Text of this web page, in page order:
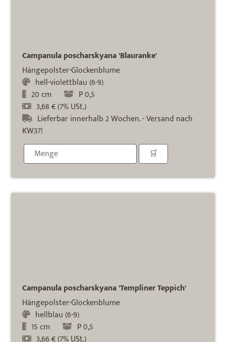
Campanula poscharskyana 'Blauranke'
Hängepolster-Glockenblume
hell-violettblau (6-9)
20 cm
P 0,5
3,68 € (7% USt.)
Lieferbar innerhalb 2 Wochen. - Versand nach
KW37!
Campanula poscharskyana 'Templiner Teppich'
Hängepolster-Glockenblume
hellblau (6-9)
15 cm
P 0,5